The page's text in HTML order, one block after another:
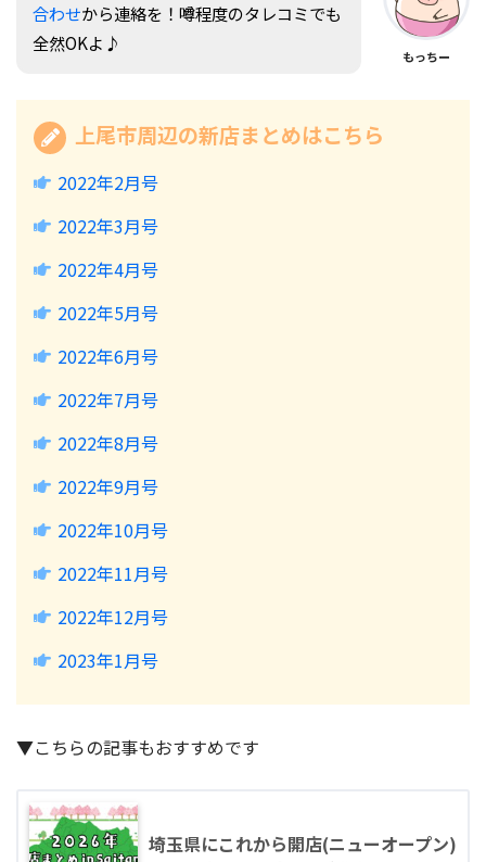
合わせから連絡を！噂程度のタレコミでも
全然OKよ♪
もっちー
上尾市周辺の新店まとめはこちら
2022年2月号
2022年3月号
2022年4月号
2022年5月号
2022年6月号
2022年7月号
2022年8月号
2022年9月号
2022年10月号
2022年11月号
2022年12月号
2023年1月号
▼こちらの記事もおすすめです
埼玉県にこれから開店(ニューオープン)